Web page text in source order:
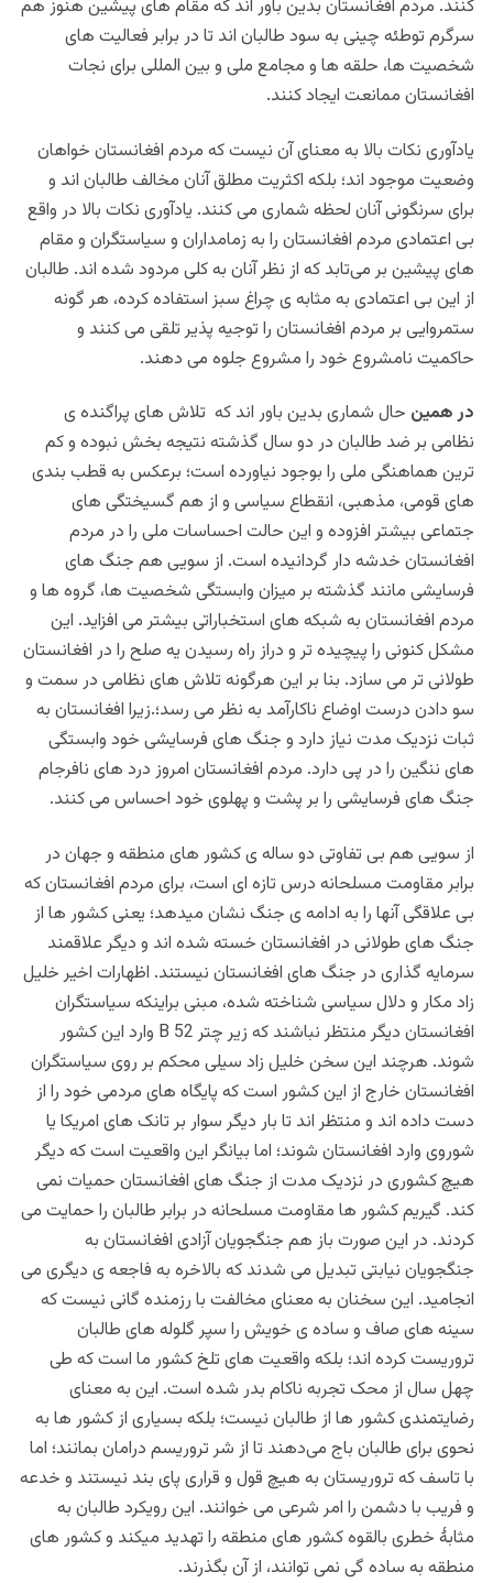
کنند. مردم افغانستان بدین باور اند که مقام های پیشین هنوز هم
سرگرم توطئه چینی به سود طالبان اند تا در برابر فعالیت های
شخصیت ها، حلقه ها و مجامع ملی و بین المللی برای نجات
افغانستان ممانعت ایجاد کنند.
یادآوری نکات بالا به معنای آن نیست که مردم افغانستان خواهان
وضعیت موجود اند؛ بلکه اکثریت مطلق آنان مخالف طالبان اند و
برای سرنگونی آنان لحظه شماری می کنند. یادآوری نکات بالا در واقع
بی اعتمادی مردم افغانستان را به زمامداران و سیاستگران و مقام
های پیشین بر می‌تابد که از نظر آنان به کلی مردود شده اند. طالبان
از این بی اعتمادی به مثابه ی چراغ سبز استفاده کرده، هر گونه
ستمروایی بر مردم افغانستان را توجیه پذیر تلقی می کنند و
حاکمیت نامشروع خود را مشروع جلوه می دهند.
در همین حال شماری بدین باور اند که تلاش های پراگنده ی
نظامی بر ضد طالبان در دو سال گذشته نتیجه بخش نبوده و کم
ترین هماهنگی ملی را بوجود نیاورده است؛ برعکس به قطب بندی
های قومی، مذهبی، انقطاع سیاسی و از هم گسیختگی های
جتماعی بیشتر افزوده و این حالت احساسات ملی را در مردم
افغانستان خدشه دار گردانیده است. از سویی هم جنگ های
فرسایشی مانند گذشته بر میزان وابستگی شخصیت ها، گروه ها و
مردم افغانستان به شبکه های استخباراتی بیشتر می افزاید. این
مشکل کنونی را پیچیده تر و دراز راه رسیدن یه صلح را در افغانستان
طولانی تر می سازد. بنا بر این هرگونه تلاش های نظامی در سمت و
سو دادن درست اوضاع ناکارآمد به نظر می رسد؛‌.زیرا افغانستان به
ثبات نزدیک مدت نیاز دارد و جنگ های فرسایشی خود وابستگی
های ننگین را در پی دارد. مردم افغانستان امروز درد های نافرجام
جنگ های فرسایشی را بر پشت و پهلوی خود احساس می کنند.
از سویی هم بی تفاوتی دو ساله ی کشور های منطقه و جهان در
برابر مقاومت مسلحانه درس تازه ای است، برای مردم افغانستان که
بی علاقگی آنها را به ادامه ی جنگ نشان میدهد؛ یعنی کشور ها از
جنگ های طولانی در افغانستان خسته شده اند و دیگر علاقمند
سرمایه گذاری در جنگ های افغانستان نیستند. اظهارات اخیر خلیل
زاد مکار و دلال سیاسی شناخته شده، مبنی براینکه سیاستگران
افغانستان دیگر منتظر نباشند که زیر چتر B 52 وارد این کشور
شوند. هرچند این سخن خلیل زاد سیلی محکم بر روی سیاستگران
افغانستان خارج از این کشور است که پایگاه های مردمی خود را از
دست داده اند و منتظر اند تا بار دیگر سوار بر تانک های امریکا یا
شوروی وارد افغانستان شوند؛ اما بیانگر این واقعیت است که دیگر
هیچ کشوری در نزدیک مدت از جنگ های افغانستان حمیات نمی
کند. گیریم کشور ها مقاومت مسلحانه در برابر طالبان را حمایت می
کردند. در این صورت باز هم جنگجویان آزادی افغانستان به
جنگجویان نیابتی تبدیل می شدند که بالاخره به فاجعه ی دیگری می
انجامید. این سخنان به معنای مخالفت با رزمنده گانی نیست که
سینه های صاف و ساده ی خویش را سپر گلوله های طالبان
تروریست کرده اند؛ بلکه واقعیت های تلخ کشور ما است که طی
چهل سال از محک تجربه ناکام بدر شده است. این به معنای
رضایتمندی کشور ها از طالبان نیست؛ بلکه بسیاری از کشور ها به
نحوی برای طالبان باج می‌دهند تا از شر تروریسم درامان بمانند؛ اما
با تاسف که تروریستان به هیچ قول و قراری پای بند نیستند و خدعه
و فریب با دشمن را امر شرعی می خوانند. این رویکرد طالبان به
مثابۀ خطری بالقوه کشور های منطقه را تهدید میکند و کشور های
منطقه به ساده گی نمی توانند، از آن بگذرند.